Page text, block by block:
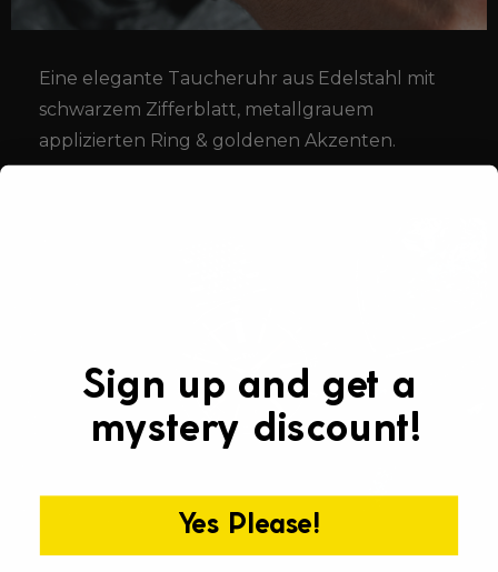
Eine elegante Taucheruhr aus Edelstahl mit
schwarzem Zifferblatt, metallgrauem
applizierten Ring & goldenen Akzenten.
Sign up and get a
mystery discount!
Yes Please!